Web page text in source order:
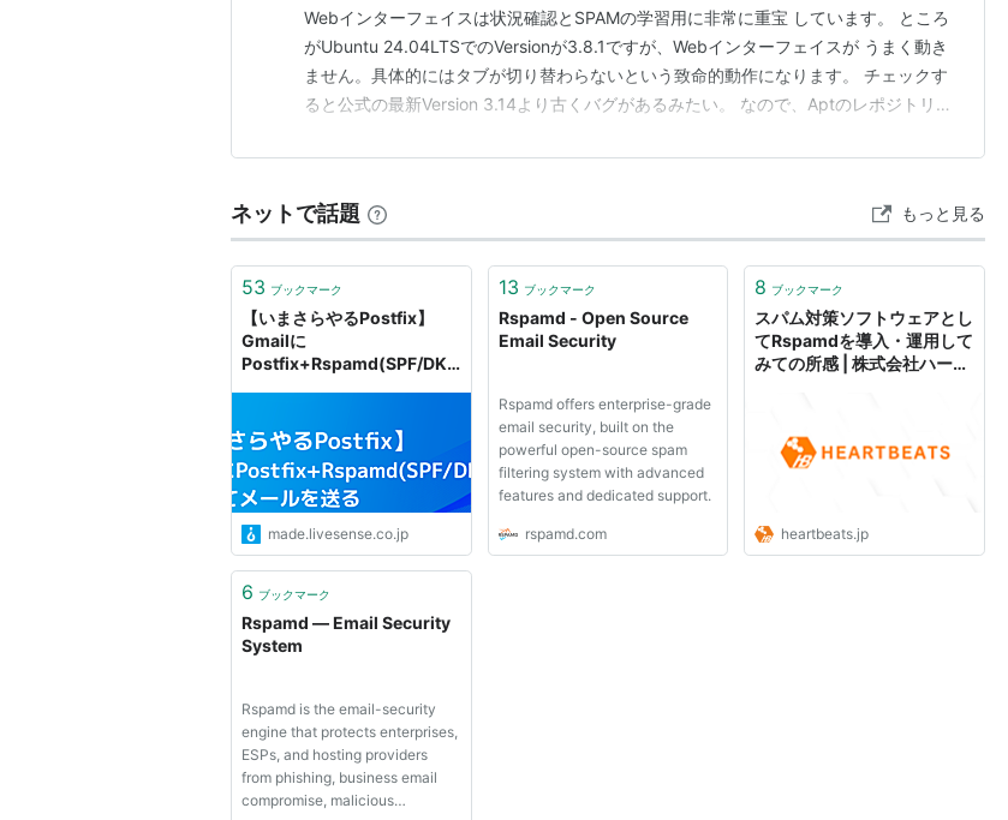
Webインターフェイスは状況確認とSPAMの学習用に非常に重宝 しています。 ところ
がUbuntu 24.04LTSでのVersionが3.8.1ですが、Webインターフェイスが うまく動き
ません。具体的にはタブが切り替わらないという致命的動作になります。 チェックす
ると公式の最新Version 3.14より古くバグがあるみたい。 なので、Aptのレポジトリを
ました。 あまり使っている人がいないのでしょうね。 私としては大変ありが…
ネットで話題 もっと見る
53 ブックマーク
【いまさらやるPostfix】
Gmailに
Postfix+Rspamd(SPF/DKI
BLOG
made.livesense.co.jp
13 ブックマーク
Rspamd - Open Source
Email Security
Rspamd offers enterprise-grade
email security, built on the
powerful open-source spam
filtering system with advanced
features and dedicated support.
rspamd.com
8 ブックマーク
スパム対策ソフトウェアとし
てRspamdを導入・運用して
みての所感 | 株式会社ハート
ラウド・サーバーなどのイン
フラ運用を24時間365日サ
heartbeats.jp
6 ブックマーク
Rspamd — Email Security
System
Rspamd is the email-security
engine that protects enterprises,
ESPs, and hosting providers
from phishing, business email
compromise, malicious